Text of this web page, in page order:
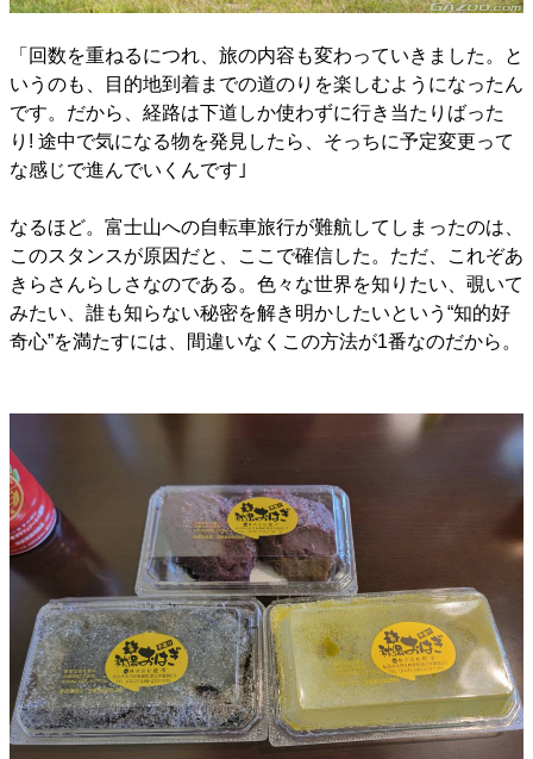
「回数を重ねるにつれ、旅の内容も変わっていきました。と
いうのも、目的地到着までの道のりを楽しむようになったん
です。だから、経路は下道しか使わずに行き当たりばった
り! 途中で気になる物を発見したら、そっちに予定変更って
な感じで進んでいくんです｣
なるほど。富士山への自転車旅行が難航してしまったのは、
このスタンスが原因だと、ここで確信した。ただ、これぞあ
きらさんらしさなのである。色々な世界を知りたい、覗いて
みたい、誰も知らない秘密を解き明かしたいという“知的好
奇心”を満たすには、間違いなくこの方法が1番なのだから。